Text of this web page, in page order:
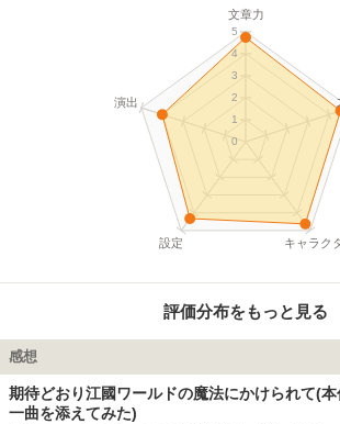
文章力
キャラク
設定
演出
0
1
2
3
4
5
評価分布をもっと見る
感想
期待どおり江國ワールドの魔法にかけられて(
一曲を添えてみた)